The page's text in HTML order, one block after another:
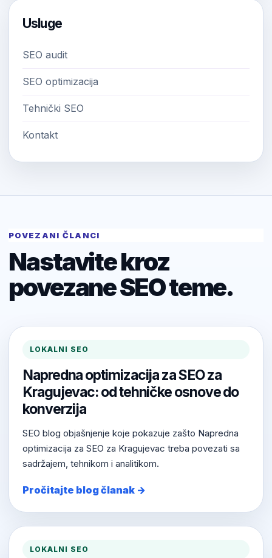
Usluge
SEO audit
SEO optimizacija
Tehnički SEO
Kontakt
POVEZANI ČLANCI
Nastavite kroz
povezane SEO teme.
LOKALNI SEO
Napredna optimizacija za SEO za
Kragujevac: od tehničke osnove do
konverzija
SEO blog objašnjenje koje pokazuje zašto Napredna
optimizacija za SEO za Kragujevac treba povezati sa
sadržajem, tehnikom i analitikom.
Pročitajte blog članak →
LOKALNI SEO